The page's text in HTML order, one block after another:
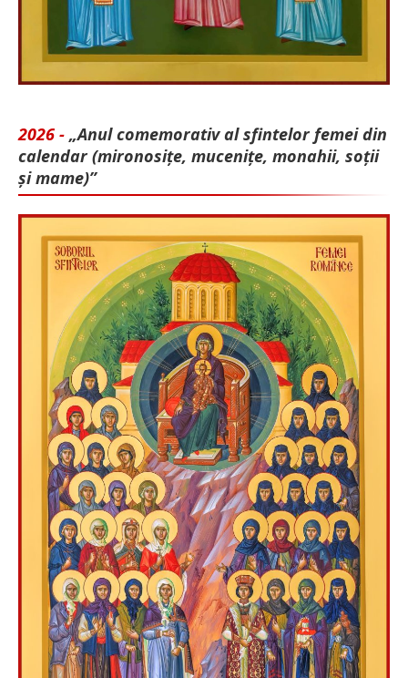
2026 - „Anul comemorativ al sfintelor femei din
calendar (mironosițe, mu­cenițe, monahii, soții
și mame)”